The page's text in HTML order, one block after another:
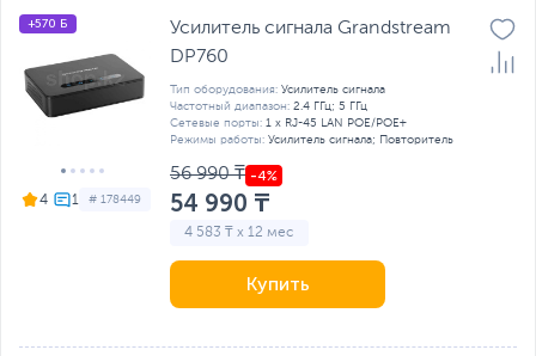
4 # 178449
+570 Б
Усилитель сигнала Grandstream
DP760
Тип оборудования: Усилитель сигнала
Частотный диапазон: 2.4 ГГц; 5 ГГц
Сетевые порты: 1 x RJ-45 LAN POE/POE+
Режимы работы: Усилитель сигнала; Повторитель
56 990 ₸
54 990 ₸
4 583 ₸ x 12 мес
Купить